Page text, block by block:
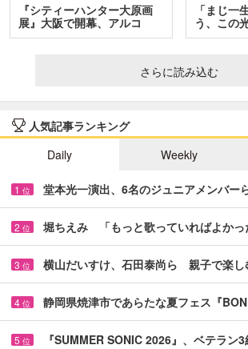
『シティーハンター大原画
展』大阪で開幕、アルコ
＆…
「まじ一
う、この
と…
さらに読み込む
人気記事ランキング
Daily
Weekly
1 位 堂本光一演出、6名のジュニアメンバー
2 位 堀ちえみ 「もっと歌っていればよか
3 位 横山だいすけ、石田泰尚ら 親子で楽
4 位 静岡県焼津市であらたな夏フェス『
5 位 『SUMMER SONIC 2026』、ベテラ